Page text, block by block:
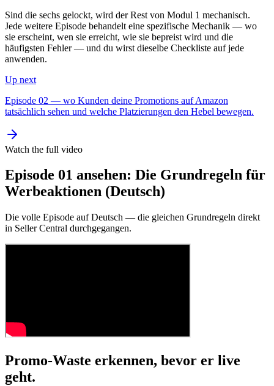
Sind die sechs gelockt, wird der Rest von Modul 1 mechanisch.
Jede weitere Episode behandelt eine spezifische Mechanik — wo
sie erscheint, wen sie erreicht, wie sie bepreist wird und die
häufigsten Fehler — und du wirst dieselbe Checkliste auf jede
anwenden.
Up next
Episode 02 — wo Kunden deine Promotions auf Amazon
tatsächlich sehen und welche Platzierungen den Hebel bewegen.
Watch the full video
Episode 01 ansehen: Die Grundregeln für
Werbeaktionen (Deutsch)
Die volle Episode auf Deutsch — die gleichen Grundregeln direkt
in Seller Central durchgegangen.
Promo-Waste erkennen, bevor er live
geht.